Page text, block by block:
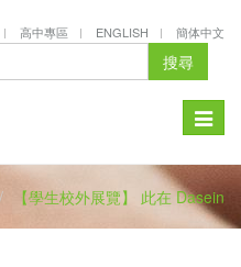
高中專區 ENGLISH 簡体中文
搜尋
Toggle
【學生校外展覽】 此在 Dasein